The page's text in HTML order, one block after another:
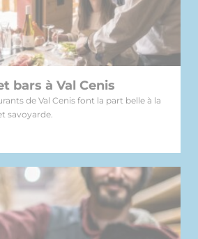
bars à Val Cenis
de Val Cenis font la part belle à la
savoyarde.